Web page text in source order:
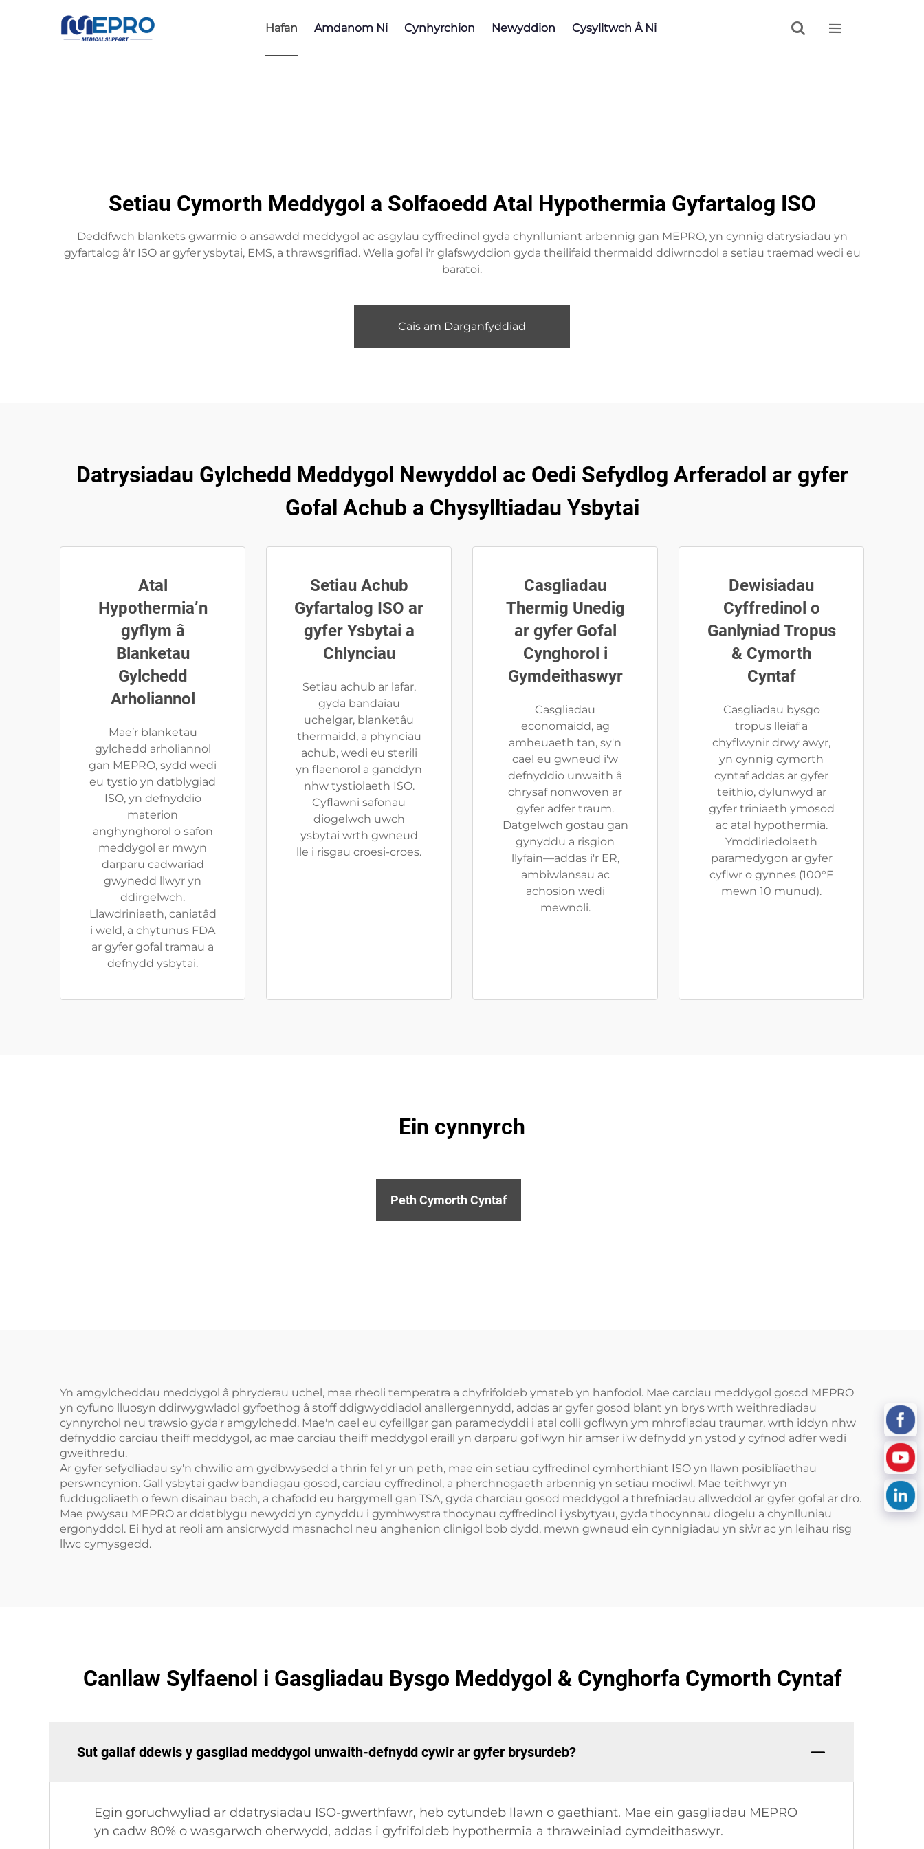
Hafan Amdanom Ni Cynhyrchion Newyddion Cysylltwch Â Ni  
Setiau Cymorth Meddygol a Solfaoedd Atal Hypothermia Gyfartalog ISO
Deddfwch blankets gwarmio o ansawdd meddygol ac asgylau cyffredinol gyda chynlluniant arbennig gan MEPRO, yn cynnig datrysiadau yn
gyfartalog â'r ISO ar gyfer ysbytai, EMS, a thrawsgrifiad. Wella gofal i'r glafswyddion gyda theilifaid thermaidd ddiwrnodol a setiau traemad wedi eu
baratoi.
Cais am Darganfyddiad
Datrysiadau Gylchedd Meddygol Newyddol ac Oedi Sefydlog Arferadol ar gyfer
Gofal Achub a Chysylltiadau Ysbytai
Atal
Hypothermia’n
gyflym â
Blanketau
Gylchedd
Arholiannol
Mae’r blanketau
gylchedd arholiannol
gan MEPRO, sydd wedi
eu tystio yn datblygiad
ISO, yn defnyddio
materion
anghynghorol o safon
meddygol er mwyn
darparu cadwariad
gwynedd llwyr yn
ddirgelwch.
Llawdriniaeth, caniatâd
i weld, a chytunus FDA
ar gyfer gofal tramau a
defnydd ysbytai.
Setiau Achub
Gyfartalog ISO ar
gyfer Ysbytai a
Chlynciau
Setiau achub ar lafar,
gyda bandaiau
uchelgar, blanketâu
thermaidd, a phynciau
achub, wedi eu sterili
yn flaenorol a ganddyn
nhw tystiolaeth ISO.
Cyflawni safonau
diogelwch uwch
ysbytai wrth gwneud
lle i risgau croesi-croes.
Casgliadau
Thermig Unedig
ar gyfer Gofal
Cynghorol i
Gymdeithaswyr
Casgliadau
economaidd, ag
amheuaeth tan, sy'n
cael eu gwneud i'w
defnyddio unwaith â
chrysaf nonwoven ar
gyfer adfer traum.
Datgelwch gostau gan
gynyddu a risgion
llyfain—addas i'r ER,
ambiwlansau ac
achosion wedi
mewnoli.
Dewisiadau
Cyffredinol o
Ganlyniad Tropus
& Cymorth
Cyntaf
Casgliadau bysgo
tropus lleiaf a
chyflwynir drwy awyr,
yn cynnig cymorth
cyntaf addas ar gyfer
teithio, dylunwyd ar
gyfer triniaeth ymosod
ac atal hypothermia.
Ymddiriedolaeth
paramedygon ar gyfer
cyflwr o gynnes (100°F
mewn 10 munud).
Ein cynnyrch
Peth Cymorth Cyntaf
Yn amgylcheddau meddygol â phryderau uchel, mae rheoli temperatra a chyfrifoldeb ymateb yn hanfodol. Mae carciau meddygol gosod MEPRO
yn cyfuno lluosyn ddirwygwladol gyfoethog â stoff ddigwyddiadol anallergennydd, addas ar gyfer gosod blant yn brys wrth weithrediadau
cynnyrchol neu trawsio gyda'r amgylchedd. Mae'n cael eu cyfeillgar gan paramedyddi i atal colli goflwyn ym mhrofiadau traumar, wrth iddyn nhw
defnyddio carciau theiff meddygol, ac mae carciau theiff meddygol eraill yn darparu goflwyn hir amser i'w defnydd yn ystod y cyfnod adfer wedi
gweithredu.
Ar gyfer sefydliadau sy'n chwilio am gydbwysedd a thrin fel yr un peth, mae ein setiau cyffredinol cymhorthiant ISO yn llawn posiblïaethau
perswncynion. Gall ysbytai gadw bandiagau gosod, carciau cyffredinol, a pherchnogaeth arbennig yn setiau modiwl. Mae teithwyr yn
fuddugoliaeth o fewn disainau bach, a chafodd eu hargymell gan TSA, gyda charciau gosod meddygol a threfniadau allweddol ar gyfer gofal ar dro.
Mae pwysau MEPRO ar ddatblygu newydd yn cynyddu i gymhwystra thocynau cyffredinol i ysbytyau, gyda thocynnau diogelu a chynlluniau
ergonyddol. Ei hyd at reoli am ansicrwydd masnachol neu anghenion clinigol bob dydd, mewn gwneud ein cynnigiadau yn siŵr ac yn leihau risg
llwc cymysgedd.
Canllaw Sylfaenol i Gasgliadau Bysgo Meddygol & Cynghorfa Cymorth Cyntaf
Sut gallaf ddewis y gasgliad meddygol unwaith-defnydd cywir ar gyfer brysurdeb?
Egin goruchwyliad ar ddatrysiadau ISO-gwerthfawr, heb cytundeb llawn o gaethiant. Mae ein gasgliadau MEPRO
yn cadw 80% o wasgarwch oherwydd, addas i gyfrifoldeb hypothermia a thraweiniad cymdeithaswyr.